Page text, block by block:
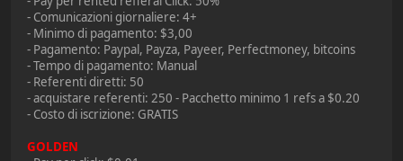
- Comunicazioni giornaliere: 4+
- Minimo di pagamento: $3,00
- Pagamento: Paypal, Payza, Payeer, Perfectmoney, bitcoins
- Tempo di pagamento: Manual
- Referenti diretti: 50
- acquistare referenti: 250 - Pacchetto minimo 1 refs a $0.20
- Costo di iscrizione: GRATIS
GOLDEN